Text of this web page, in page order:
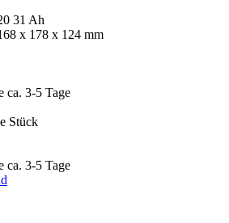
31 Ah
x 178 x 124 mm
ca. 3-5 Tage
Stück
ca. 3-5 Tage